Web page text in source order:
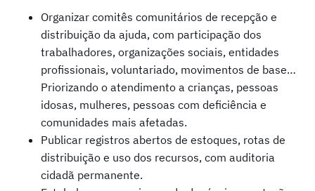
Organizar comitês comunitários de recepção e
distribuição da ajuda, com participação dos
trabalhadores, organizações sociais, entidades
profissionais, voluntariado, movimentos de base…
Priorizando o atendimento a crianças, pessoas
idosas, mulheres, pessoas com deficiência e
comunidades mais afetadas.
Publicar registros abertos de estoques, rotas de
distribuição e uso dos recursos, com auditoria
cidadã permanente.